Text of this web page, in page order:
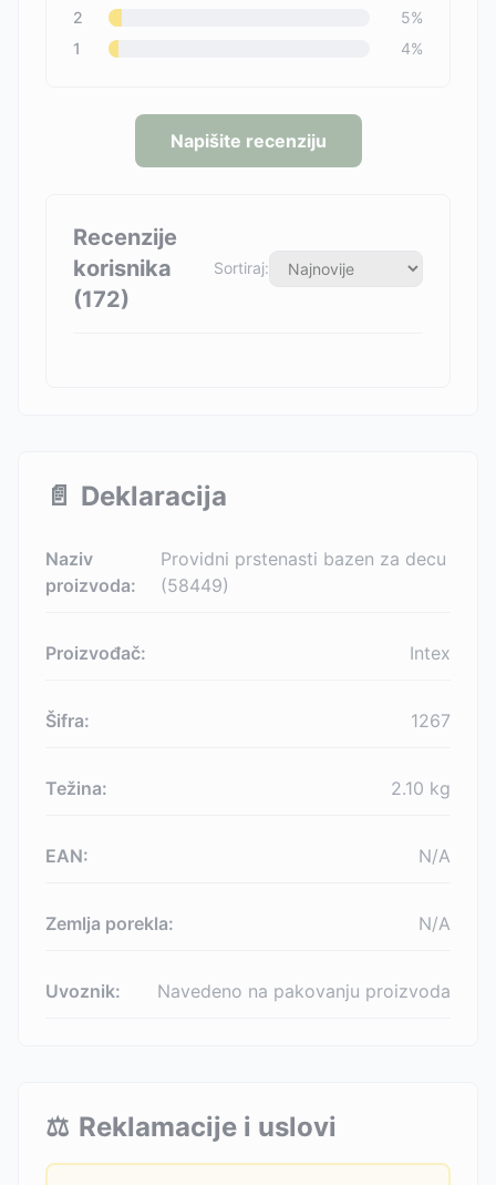
2
5%
1
4%
Napišite recenziju
Recenzije
korisnika
(172)
Sortiraj:
📄 Deklaracija
Naziv
proizvoda:
Providni prstenasti bazen za decu
(58449)
Proizvođač: Intex
Šifra: 1267
Težina: 2.10 kg
EAN: N/A
Zemlja porekla: N/A
Uvoznik: Navedeno na pakovanju proizvoda
⚖️ Reklamacije i uslovi